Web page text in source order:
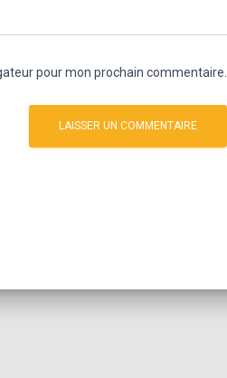
pour mon prochain commentaire.